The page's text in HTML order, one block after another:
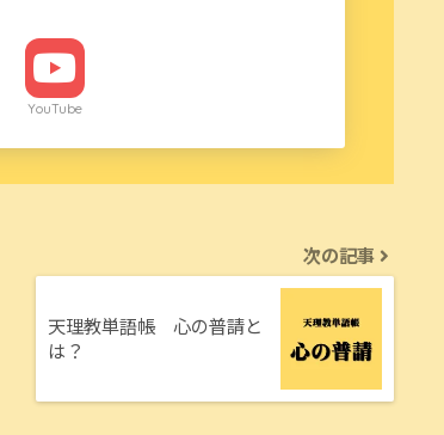
YouTube
次の記事
天理教単語帳 心の普請と
は？